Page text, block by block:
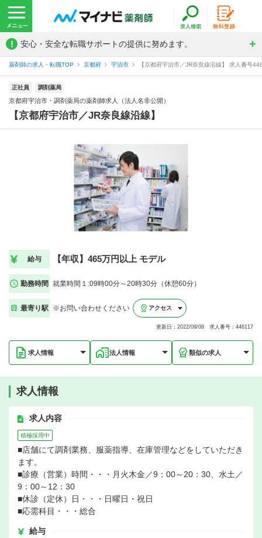
! 安心・安全な転職サポートの提供に努めます。
薬剤師の求人・転職TOP 京都府 宇治市 【京都府宇治市／JR奈良線沿線】 求人番号
正社員 調剤薬局
京都府宇治市・調剤薬局の薬剤師求人（法人名非公開）
【京都府宇治市／JR奈良線沿線】
給与 【年収】465万円以上 モデル
勤務時間 就業時間１:09時00分～20時30分（休憩60分）
最寄り駅 ※お問い合わせください アクセス
更新日：2022/09/08 求人番号：446117
求人情報 法人情報 類似の求人
求人情報
求人内容
積極採用中
■店舗にて調剤業務、服薬指導、在庫管理などをしていただき
ます。
■診療（営業）時間・・・月火木金／9：00～20：30、水土／
9：00～12：30
■休診（定休）日・・・日曜日・祝日
■応需科目・・・総合
給与